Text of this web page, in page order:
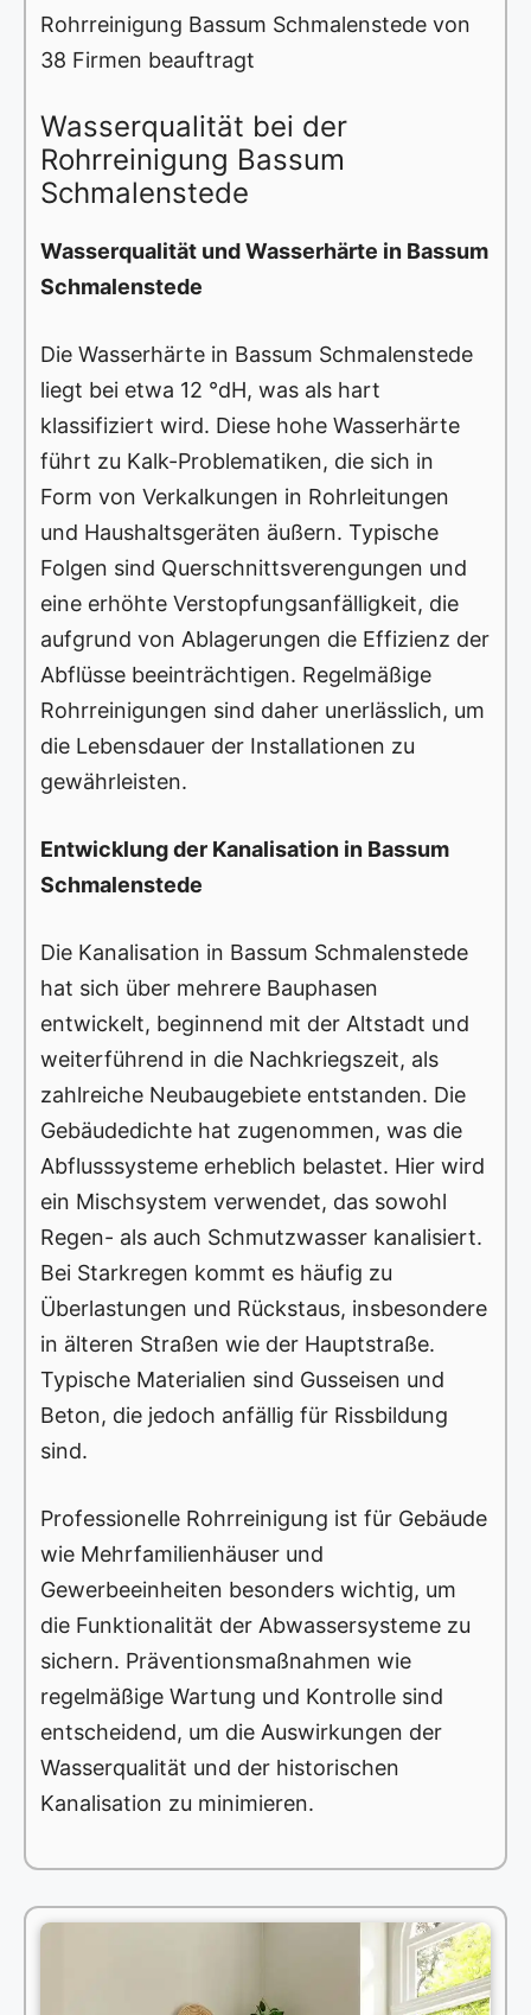
Rohrreinigung Bassum Schmalenstede von
38 Firmen beauftragt
Wasserqualität bei der
Rohrreinigung Bassum
Schmalenstede
Wasserqualität und Wasserhärte in Bassum
Schmalenstede
Die Wasserhärte in Bassum Schmalenstede
liegt bei etwa 12 °dH, was als hart
klassifiziert wird. Diese hohe Wasserhärte
führt zu Kalk-Problematiken, die sich in
Form von Verkalkungen in Rohrleitungen
und Haushaltsgeräten äußern. Typische
Folgen sind Querschnittsverengungen und
eine erhöhte Verstopfungsanfälligkeit, die
aufgrund von Ablagerungen die Effizienz der
Abflüsse beeinträchtigen. Regelmäßige
Rohrreinigungen sind daher unerlässlich, um
die Lebensdauer der Installationen zu
gewährleisten.
Entwicklung der Kanalisation in Bassum
Schmalenstede
Die Kanalisation in Bassum Schmalenstede
hat sich über mehrere Bauphasen
entwickelt, beginnend mit der Altstadt und
weiterführend in die Nachkriegszeit, als
zahlreiche Neubaugebiete entstanden. Die
Gebäudedichte hat zugenommen, was die
Abflusssysteme erheblich belastet. Hier wird
ein Mischsystem verwendet, das sowohl
Regen- als auch Schmutzwasser kanalisiert.
Bei Starkregen kommt es häufig zu
Überlastungen und Rückstaus, insbesondere
in älteren Straßen wie der Hauptstraße.
Typische Materialien sind Gusseisen und
Beton, die jedoch anfällig für Rissbildung
sind.
Professionelle Rohrreinigung ist für Gebäude
wie Mehrfamilienhäuser und
Gewerbeeinheiten besonders wichtig, um
die Funktionalität der Abwassersysteme zu
sichern. Präventionsmaßnahmen wie
regelmäßige Wartung und Kontrolle sind
entscheidend, um die Auswirkungen der
Wasserqualität und der historischen
Kanalisation zu minimieren.